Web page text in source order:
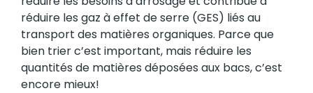
réduire les gaz à effet de serre (GES) liés au
transport des matières organiques. Parce que
bien trier c’est important, mais réduire les
quantités de matières déposées aux bacs, c’est
encore mieux!